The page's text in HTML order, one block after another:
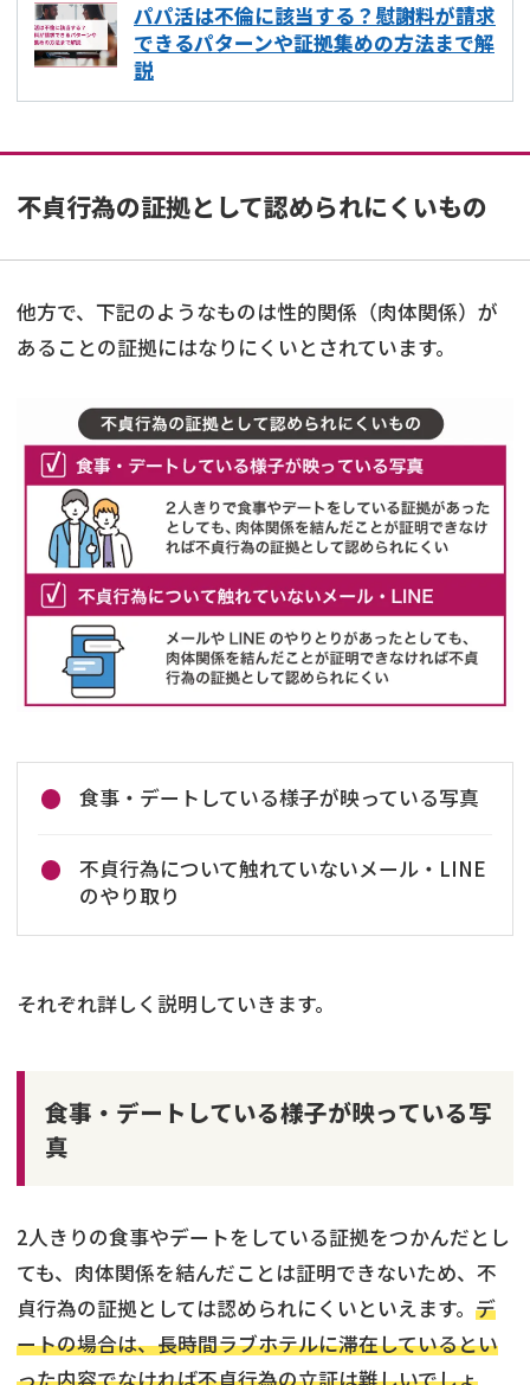
パパ活は不倫に該当する？慰謝料が請求
できるパターンや証拠集めの方法まで解
説
不貞行為の証拠として認められにくいもの
他方で、下記のようなものは性的関係（肉体関係）が
あることの証拠にはなりにくいとされています。
食事・デートしている様子が映っている写真
不貞行為について触れていないメール・LINE
のやり取り
それぞれ詳しく説明していきます。
食事・デートしている様子が映っている写
真
2人きりの食事やデートをしている証拠をつかんだとし
ても、肉体関係を結んだことは証明できないため、不
貞行為の証拠としては認められにくいといえます。 デ
ートの場合は、長時間ラブホテルに滞在しているとい